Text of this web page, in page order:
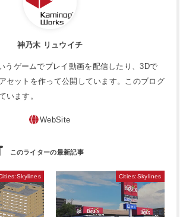
神乃木 リュウイチ
うゲームでプレイ動画を配信したり、3Dで
セットを作って公開しています。このブログ
います。
WebSite
Cities:Skylines